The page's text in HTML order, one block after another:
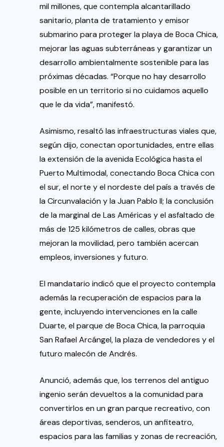
mil millones, que contempla alcantarillado
sanitario, planta de tratamiento y emisor
submarino para proteger la playa de Boca Chica,
mejorar las aguas subterráneas y garantizar un
desarrollo ambientalmente sostenible para las
próximas décadas. “Porque no hay desarrollo
posible en un territorio si no cuidamos aquello
que le da vida”, manifestó.
Asimismo, resaltó las infraestructuras viales que,
según dijo, conectan oportunidades, entre ellas
la extensión de la avenida Ecológica hasta el
Puerto Multimodal, conectando Boca Chica con
el sur, el norte y el nordeste del país a través de
la Circunvalación y la Juan Pablo II; la conclusión
de la marginal de Las Américas y el asfaltado de
más de 125 kilómetros de calles, obras que
mejoran la movilidad, pero también acercan
empleos, inversiones y futuro.
El mandatario indicó que el proyecto contempla
además la recuperación de espacios para la
gente, incluyendo intervenciones en la calle
Duarte, el parque de Boca Chica, la parroquia
San Rafael Arcángel, la plaza de vendedores y el
futuro malecón de Andrés.
Anunció, además que, los terrenos del antiguo
ingenio serán devueltos a la comunidad para
convertirlos en un gran parque recreativo, con
áreas deportivas, senderos, un anfiteatro,
espacios para las familias y zonas de recreación,